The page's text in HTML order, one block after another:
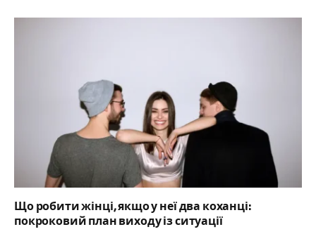
Що робити жінці, якщо у неї два коханці:
покроковий план виходу із ситуації